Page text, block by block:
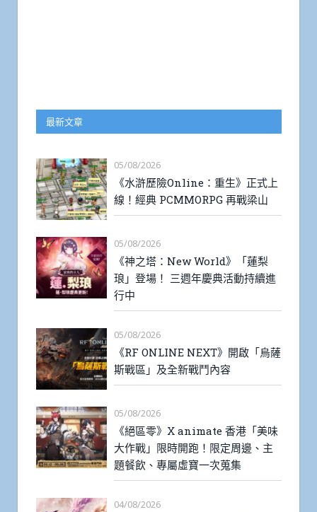
最新文章
05/08/2026
《水滸歷險Online：重生》正式上
線！經典 PCMMORPG 再戰梁山
05/08/2026
《神之塔：New World》「蓮梨
琅」登場！ 三週年慶典活動持續進
行中
05/08/2026
《RF ONLINE NEXT》開啟「烏薩
斯戰區」及全新戰鬥內容
05/08/2026
《絕區零》X animate 香港「美味
大作戰」限時開跑！限定周邊、主
題餐飲、專屬虛寶一次蒐集
04/08/2026